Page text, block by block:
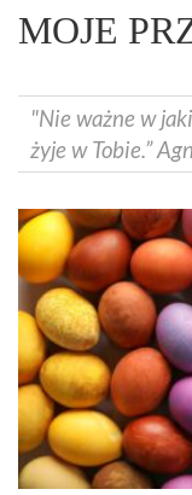
MOJE
"Nie ważne w
żyje w Tobie.”